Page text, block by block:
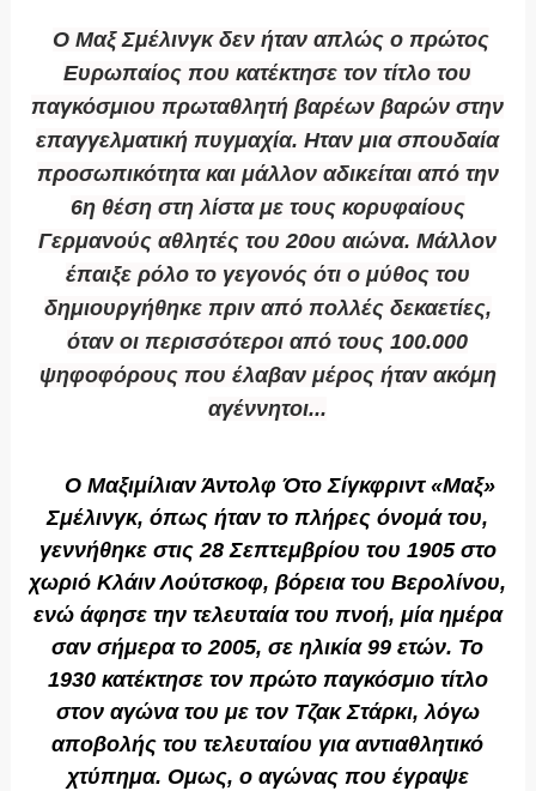
Ο Μαξ Σμέλινγκ δεν ήταν απλώς ο πρώτος
Ευρωπαίος που κατέκτησε τον τίτλο του
παγκόσμιου πρωταθλητή βαρέων βαρών στην
επαγγελματική πυγμαχία. Ηταν μια σπουδαία
προσωπικότητα και μάλλον αδικείται από την
6η θέση στη λίστα με τους κορυφαίους
Γερμανούς αθλητές του 20ου αιώνα. Μάλλον
έπαιξε ρόλο το γεγονός ότι ο μύθος του
δημιουργήθηκε πριν από πολλές δεκαετίες,
όταν οι περισσότεροι από τους 100.000
ψηφοφόρους που έλαβαν μέρος ήταν ακόμη
αγέννητοι...
Ο Μαξιμίλιαν Άντολφ Ότο Σίγκφριντ «Μαξ»
Σμέλινγκ, όπως ήταν το πλήρες όνομά του,
γεννήθηκε στις 28 Σεπτεμβρίου του 1905 στο
χωριό Κλάιν Λούτσκοφ, βόρεια του Βερολίνου,
ενώ άφησε την τελευταία του πνοή, μία ημέρα
σαν σήμερα το 2005, σε ηλικία 99 ετών. Το
1930 κατέκτησε τον πρώτο παγκόσμιο τίτλο
στον αγώνα του με τον Τζακ Στάρκι, λόγω
αποβολής του τελευταίου για αντιαθλητικό
χτύπημα. Ομως, ο αγώνας που έγραψε